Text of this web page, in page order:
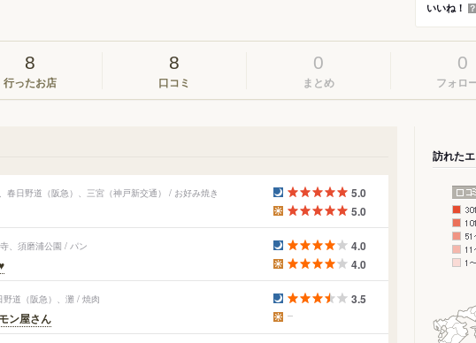
いいね！ ？
8
行ったお店
8
口コミ
0
まとめ
0
フォロ
春日野道（阪急）、三宮（神戸新交通） / お好み焼き
5.0
5.0
、須磨浦公園 / パン
4.0
4.0
道（阪急）、灘 / 焼肉
ン屋さん
3.5
訪れた